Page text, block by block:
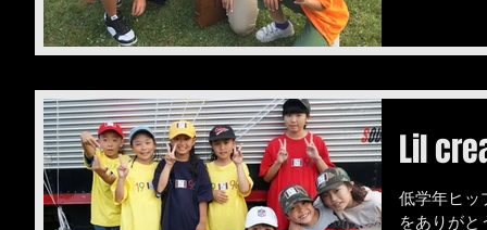
Lil
低学年ヒッ
をありがと